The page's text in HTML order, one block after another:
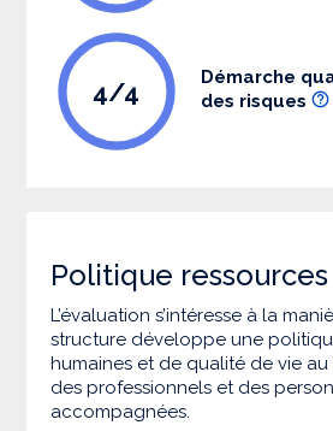
4/4
Démarche
des risques
Politique
L’évaluation s’intéresse à la
structure développe une
humaines et de qualité de vie
des professionnels et des
accompagnées.